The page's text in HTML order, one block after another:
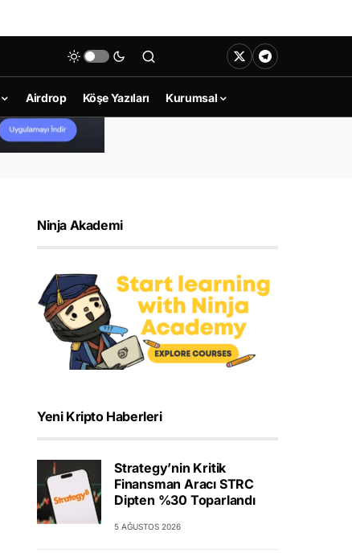
Airdrop Köşe Yazıları Kurumsal
Ninja Akademi
Yeni Kripto Haberleri
Strategy’nin Kritik
Finansman Aracı STRC
Dipten %30 Toparlandı
5 AĞUSTOS 2026